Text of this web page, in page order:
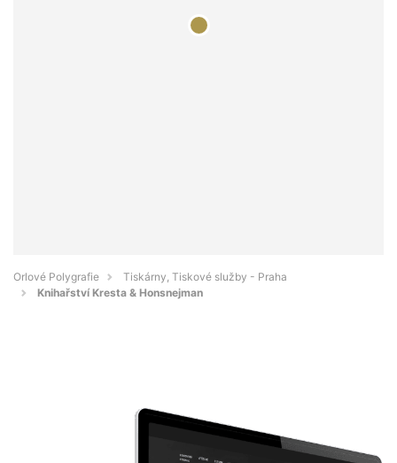
Orlové Polygrafie
Tiskárny, Tiskové služby - Praha
Knihařství Kresta & Honsnejman